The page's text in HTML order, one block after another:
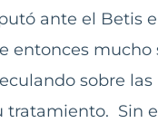
ante el Betis
entonces mucho
sobre las
tratamiento. Sin